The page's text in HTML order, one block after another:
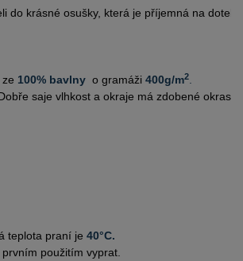
do krásné osušky, která je příjemná na dotek.
100% bavlny o gramáži 400g/m2
saje vlhkost a okraje má zdobené
teplota praní je 40°C.
použitím vyprat.